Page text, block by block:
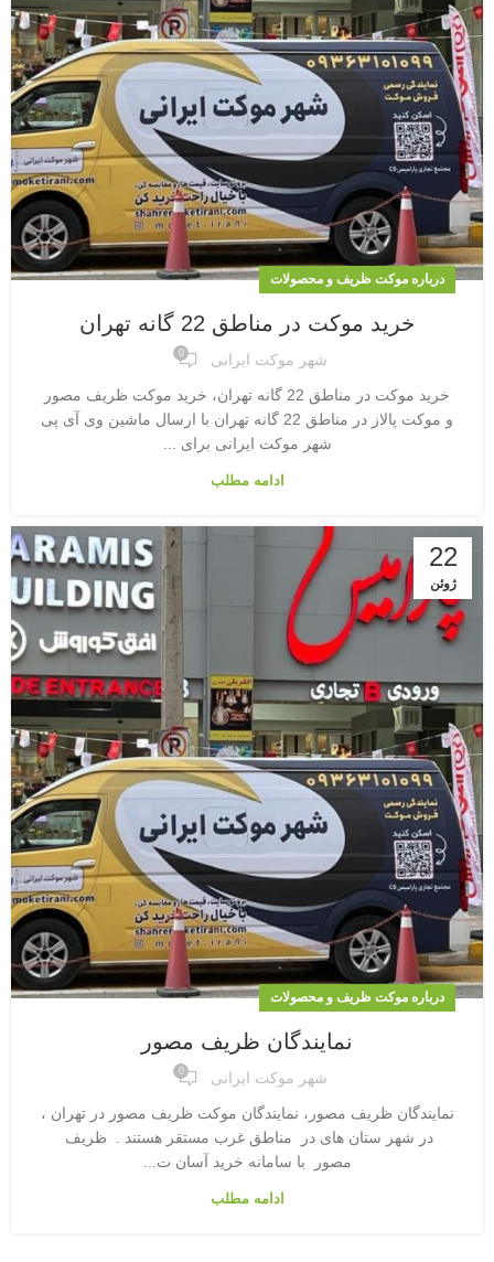
درباره موکت ظریف و محصولات
خرید موکت در مناطق 22 گانه تهران
شهر موکت ایرانی 0
خرید موکت در مناطق 22 گانه تهران، خرید موکت ظریف مصور
و موکت پالاز در مناطق 22 گانه تهران با ارسال ماشین وی آی پی
شهر موکت ایرانی برای ...
ادامه مطلب
22
ژوئن
درباره موکت ظریف و محصولات
نمایندگان ظریف مصور
شهر موکت ایرانی 0
نمایندگان ظریف مصور، نمایندگان موکت ظریف مصور در تهران ،
در شهر ستان های در مناطق غرب مستقر هستند . ظریف
مصور با سامانه خرید آسان ت...
ادامه مطلب